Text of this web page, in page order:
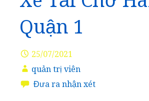
Quận 1
25/07/2021
quản trị viên
Đưa ra nhận xét